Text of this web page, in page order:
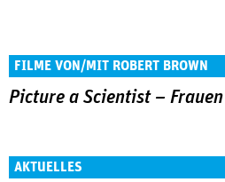
FILME VON/MIT ROBERT BROWN
Picture a Scientist –
AKTUELLES